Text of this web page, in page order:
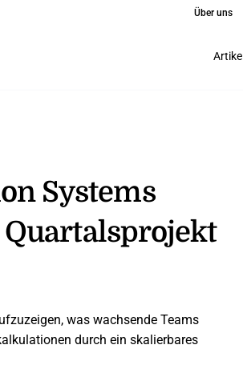
Über uns
Artikel
Systems
was wachsende Teams
durch ein skalierbares